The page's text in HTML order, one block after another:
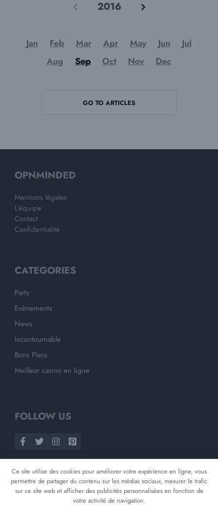
2016
Jan Feb Mar Apr May Jun
Jul
Aug
Sep Oct Nov Dec
GO TO ARTICLES
OPNMINDED
Mentions légales
L'équipe
Contact
Confidentialité
CATEGORIES
Party
Evènements
News
Incontournable
Bons Plans
Meilleur casino en ligne
FOLLOW US
Ce site utilise des cookies pour améliorer votre expérience en ligne, vous
permettre de partager du contenu sur les médias sociaux, mesurer le trafic
sur ce site web et afficher des publicités personnalisées en fonction de
votre activité de navigation.